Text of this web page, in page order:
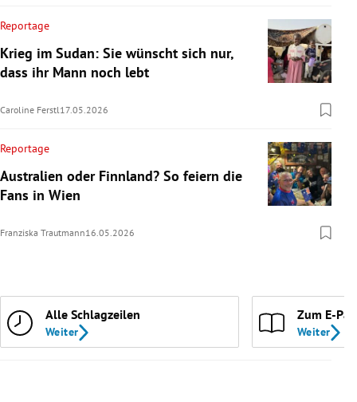
Reportage
Krieg im Sudan: Sie wünscht sich nur,
dass ihr Mann noch lebt
Caroline Ferstl17.05.2026
Reportage
Australien oder Finnland? So feiern die
Fans in Wien
Franziska Trautmann16.05.2026
Alle Schlagzeilen
Weiter
Zum E-
Weiter